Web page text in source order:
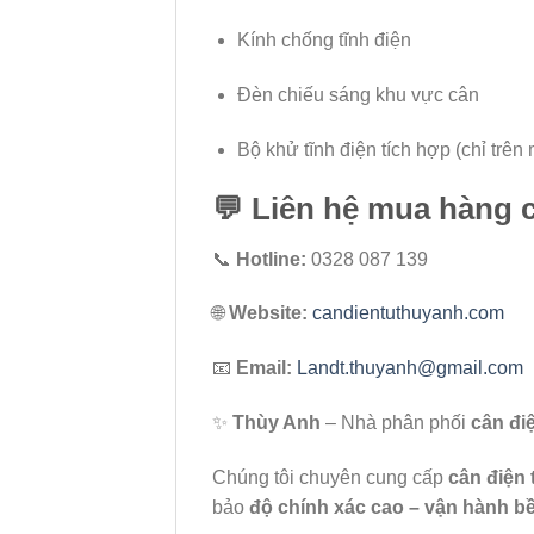
Kính chống tĩnh điện
Đèn chiếu sáng khu vực cân
Bộ khử tĩnh điện tích hợp (chỉ trên
💬 Liên hệ mua hàng
📞 Hotline: 0328 087 139
🌐Website: candientuthuyanh.com
📧 Email: Landt.thuyanh@gmail.com
✨ Thùy Anh – Nhà phân phối cân
Chúng tôi chuyên cung cấp cân điện
bảo độ chính xác cao – vận hành